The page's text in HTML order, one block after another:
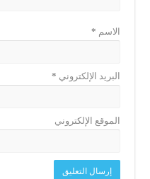
الاسم *
البريد الإلكتروني *
الموقع الإلكتروني